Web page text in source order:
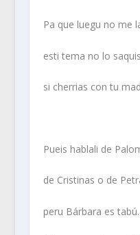
Pa que luegu no me
esti tema no lo saquis
si cherrias con tu
Pueis hablali de
de Cristinas o de
peru Bárbara es tabú.